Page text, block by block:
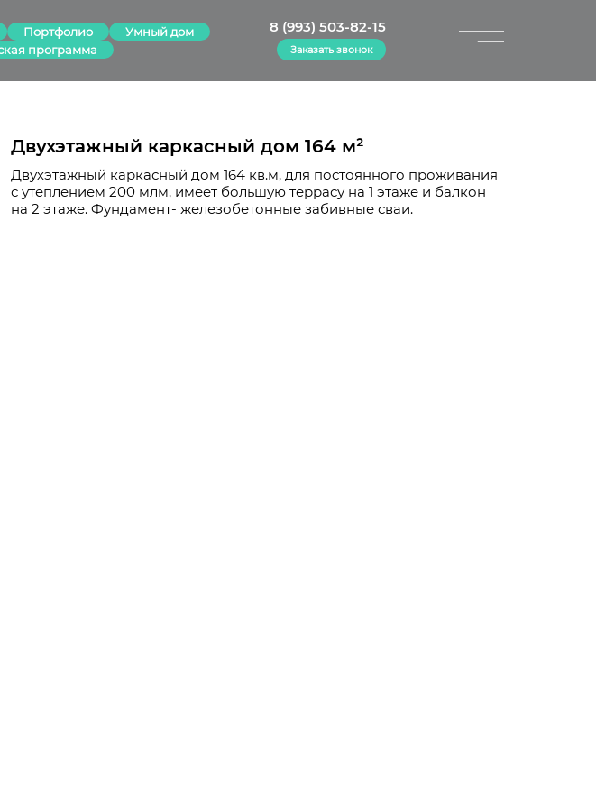
×
Портфолио
Умный дом
программа
8 (993) 503-82-15
Заказать звонок
Двухэтажный каркасный дом 164 м²
Двухэтажный каркасный дом 164 кв.м, для постоянного проживания
с утеплением 200 млм, имеет большую террасу на 1 этаже и балкон
на 2 этаже. Фундамент- железобетонные забивные сваи.